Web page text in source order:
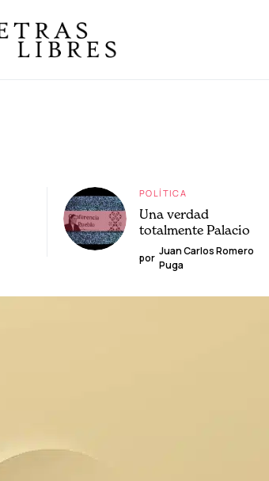
POLÍTICA
Una verdad
totalmente Palacio
por
Juan Carlos Romero
Puga